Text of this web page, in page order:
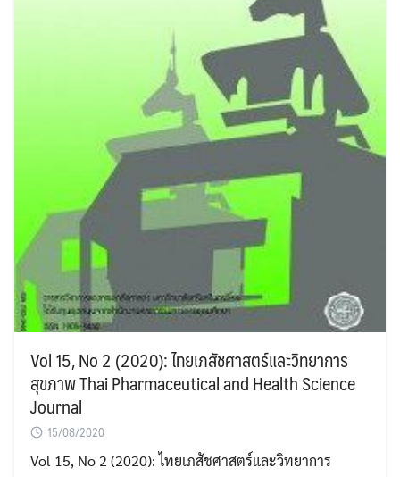
Vol 15, No 2 (2020): ไทยเภสัชศาสตร์และวิทยาการ
สุขภาพ Thai Pharmaceutical and Health Science
Journal
15/08/2020
Vol 15, No 2 (2020): ไทยเภสัชศาสตร์และวิทยาการ